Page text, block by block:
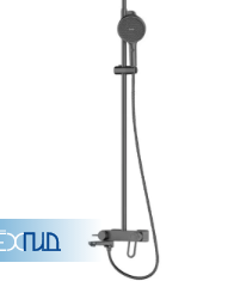
для ванных комнат